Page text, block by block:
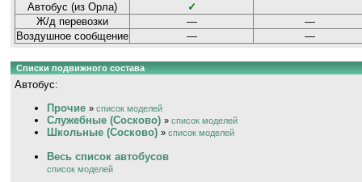
Автобус (из Орла)
✓
Ж/д перевозки
—
—
Воздушное сообщение
— —
Списки подвижного состава
Автобус:
Прочие » список моделей
Служебные (Сосково) » список моделей
Школьные (Сосково) » список моделей
Весь список автобусов
список моделей